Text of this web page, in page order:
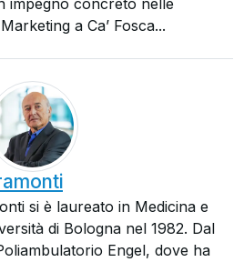
impegno concreto nelle
a Ca’ Fosca...
si è laureato in Medicina e
di Bologna nel 1982. Dal
Engel, dove ha